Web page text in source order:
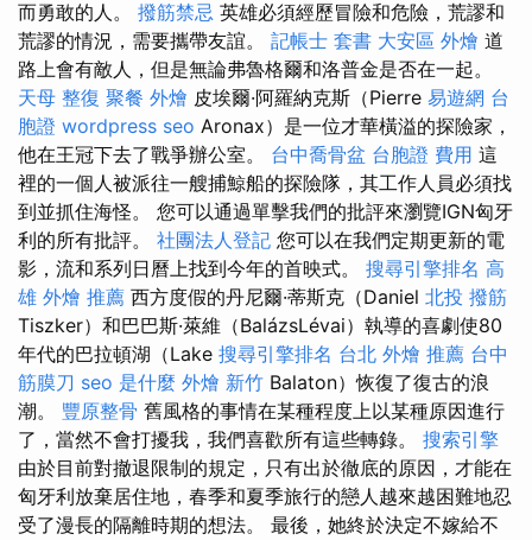
而勇敢的人。 撥筋禁忌 英雄必須經歷冒險和危險，荒謬和
荒謬的情況，需要攜帶友誼。 記帳士 套書 大安區 外燴 道
路上會有敵人，但是無論弗魯格爾和洛普金是否在一起。
天母 整復 聚餐 外燴 皮埃爾·阿羅納克斯（Pierre 易遊網 台
胞證 wordpress seo Aronax）是一位才華橫溢的探險家，
他在王冠下去了戰爭辦公室。 台中喬骨盆 台胞證 費用 這
裡的一個人被派往一艘捕鯨船的探險隊，其工作人員必須找
到並抓住海怪。 您可以通過單擊我們的批評來瀏覽IGN匈牙
利的所有批評。 社團法人登記 您可以在我們定期更新的電
影，流和系列日曆上找到今年的首映式。 搜尋引擎排名 高
雄 外燴 推薦 西方度假的丹尼爾·蒂斯克（Daniel 北投 撥筋
Tiszker）和巴巴斯·萊維（BalázsLévai）執導的喜劇使80
年代的巴拉頓湖（Lake 搜尋引擎排名 台北 外燴 推薦 台中
筋膜刀 seo 是什麼 外燴 新竹 Balaton）恢復了復古的浪
潮。 豐原整骨 舊風格的事情在某種程度上以某種原因進行
了，當然不會打擾我，我們喜歡所有這些轉錄。 搜索引擎
由於目前對撤退限制的規定，只有出於徹底的原因，才能在
匈牙利放棄居住地，春季和夏季旅行的戀人越來越困難地忍
受了漫長的隔離時期的想法。 最後，她終於決定不嫁給不